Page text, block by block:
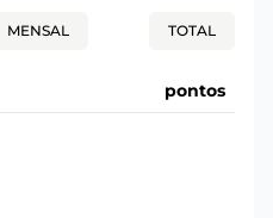
MENSAL TOTAL
pontos